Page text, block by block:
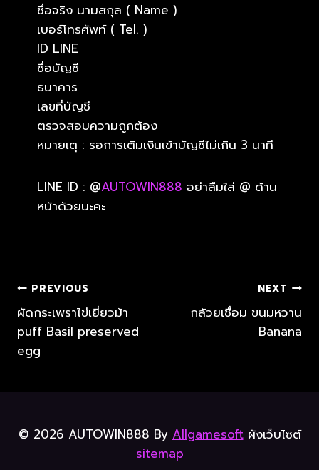
ชื่อจริง นามสกุล ( Name )
เบอร์โทรศัพท์ ( Tel. )
ID LINE
ชื่อบัญชี
ธนาคาร
เลขที่บัญชี
ตรวจสอบความถูกต้อง
หมายเตุ : รอการเติมเงินเข้าบัญชีไม่เกิน 3 นาที
LINE ID : @AUTOWIN888 อย่าลืมใส่ @ ด้าน
หน้าด้วยนะคะ
PREVIOUS
ผัดกระเพราไข่เยี่ยวม้า
puff Basil preserved
egg
NEXT
กล้วยเชื่อม ขนมหวาน
Banana
© 2026 AUTOWIN888 By Allgamesoftผังเว็บไซต์
sitemap